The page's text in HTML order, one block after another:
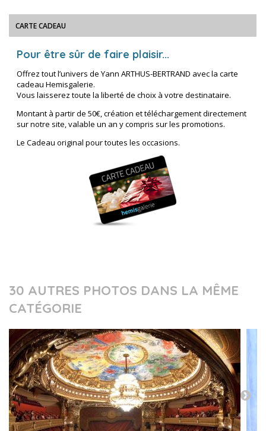
CARTE CADEAU
Pour être sûr de faire plaisir...
Offrez tout l’univers de Yann ARTHUS-BERTRAND avec la carte
cadeau Hemisgalerie.
Vous laisserez toute la liberté de choix à votre destinataire.
Montant à partir de 50€, création et téléchargement directement
sur notre site, valable un an y compris sur les promotions.
Le Cadeau original pour toutes les occasions.
30 AUTRES PHOTOS DANS LA MÊME
CATÉGORIE